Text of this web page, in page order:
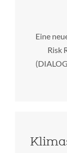
Eine
Risk